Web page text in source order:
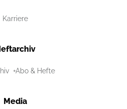
Karriere
Abo & Hefte
Media